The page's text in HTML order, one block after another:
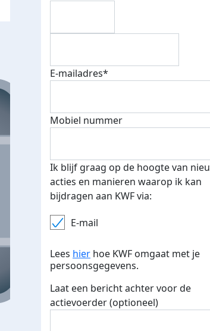
E-mailadres*
Mobiel nummer
Ik blijf graag op de hoogte van
acties en manieren waarop ik kan
bijdragen aan KWF via:
E-mail
Lees hier hoe KWF omgaat met je
persoonsgegevens.
Laat een bericht achter voor de
actievoerder (optioneel)